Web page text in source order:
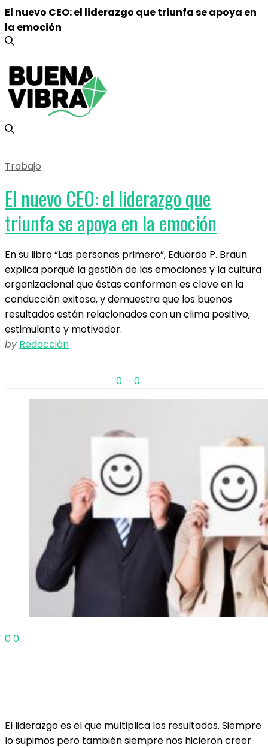
El nuevo CEO: el liderazgo que triunfa se apoya en
la emoción
Search
for:
Search
Trabajo
El nuevo CEO: el liderazgo que
triunfa se apoya en la emoción
En su libro “Las personas primero”, Eduardo P. Braun
explica porqué la gestión de las emociones y la cultura
organizacional que éstas conforman es clave en la
conducción exitosa, y demuestra que los buenos
resultados están relacionados con un clima positivo,
estimulante y motivador.
by Redacción
0 0
00
El liderazgo es el que multiplica los resultados. Siempre
lo supimos pero también siempre nos hicieron creer